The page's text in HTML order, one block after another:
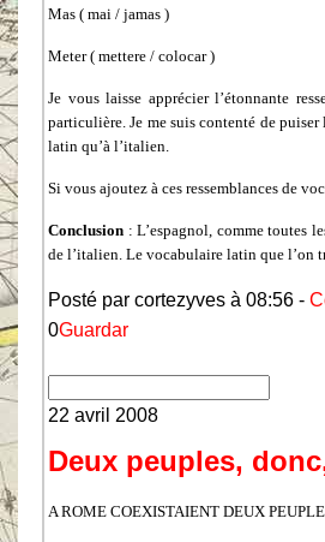
Mas ( mai / jamas )
Meter ( mettere / colocar )
Je vous laisse apprécier l’étonnante
particulière. Je me suis contenté de
latin qu’à l’italien.
Si vous ajoutez à ces ressemblances de
Conclusion : L’espagnol, comme toutes
de l’italien. Le vocabulaire latin que l’on
Posté par cortezyves à 08:56 -
0Guardar
22 avril 2008
Deux peuples,
A ROME COEXISTAIENT DEUX